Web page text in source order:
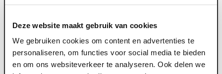
Deze website maakt gebruik van cookies
We gebruiken cookies om content en advertenties te
personaliseren, om functies voor social media te bieden
en om ons websiteverkeer te analyseren. Ook delen we
Let op! Als er bijzonderheden zijn zoals kinderen die in
anders waar we rekening mee moeten houden. Geef dit
dan bij het inschrijfformulier aan in het vak
'vraag/opmerking'. Dan kunnen we hier rekening mee
houden.